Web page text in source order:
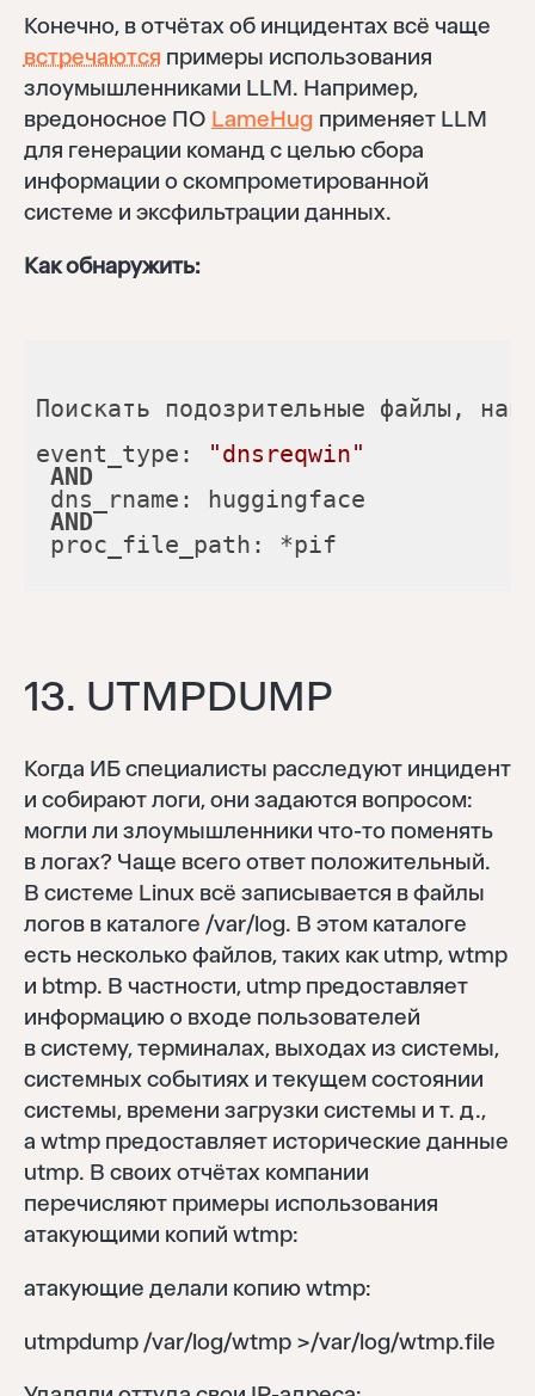
Конечно, в отчётах об инцидентах всё чаще
встречаются примеры использования
злоумышленниками LLM. Например,
вредоносное ПО LameHug применяет LLM
для генерации команд с целью сбора
информации о скомпрометированной
системе и эксфильтрации данных.
Как обнаружить:
event_type:
"dnsreqwin"
AND
AND
proc_file_path: *pif
13. UTMPDUMP
Когда ИБ специалисты расследуют инцидент
и собирают логи, они задаются вопросом:
могли ли злоумышленники что-то поменять
в логах? Чаще всего ответ положительный.
В системе Linux всё записывается в файлы
логов в каталоге /var/log. В этом каталоге
есть несколько файлов, таких как utmp, wtmp
и btmp. В частности, utmp предоставляет
информацию о входе пользователей
в систему, терминалах, выходах из системы,
системных событиях и текущем состоянии
системы, времени загрузки системы и т. д.,
а wtmp предоставляет исторические данные
utmp. В своих отчётах компании
перечисляют примеры использования
атакующими копий wtmp:
атакующие делали копию wtmp:
utmpdump /var/log/wtmp >/var/log/wtmp.file